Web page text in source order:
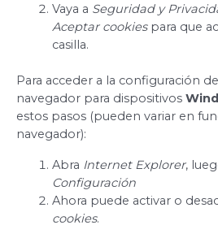
Vaya a Seguridad y
Aceptar cookiespara que
casilla.
Para acceder a la configuración de
navegador para dispositivos
estos pasos (pueden variar en
navegador):
Abra Internet Explorer,
Configuración
Ahora puede activar o
cookies.